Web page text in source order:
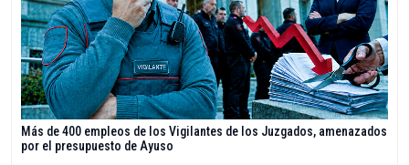
Más de 400 empleos de los Vigilantes de los Juzgados, amenazados
por el presupuesto de Ayuso